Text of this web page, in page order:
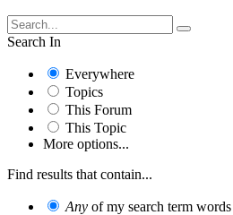
Search In
Everywhere
Topics
This Forum
This Topic
More options...
Find results that contain...
Any of my search term words